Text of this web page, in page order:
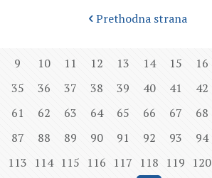
Prethodna strana
9 10 11 12 13 14 15 16
35 36 37 38 39 40 41 42
61 62 63 64 65 66 67 68
87 88 89 90 91 92 93 94
113 114 115 116 117 118 119 120